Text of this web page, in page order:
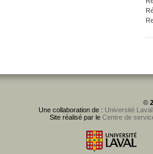
©
Une collaboration de : Université Laval,
Site réalisé par le Centre de